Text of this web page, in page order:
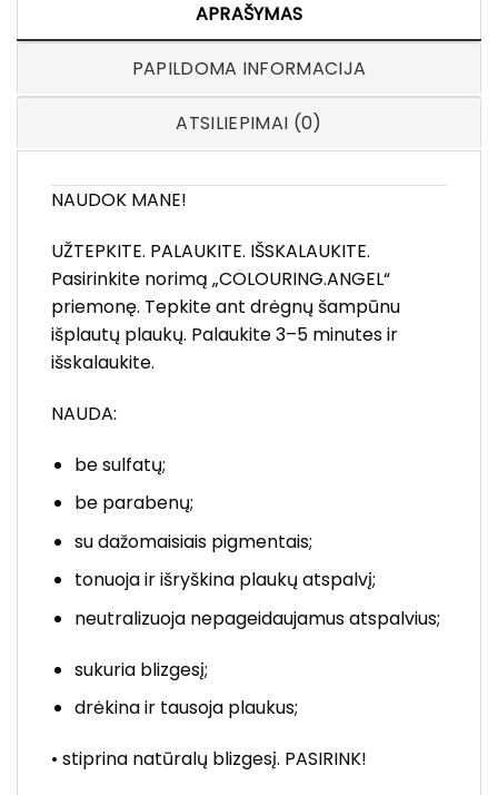
APRAŠYMAS
PAPILDOMA INFORMACIJA
ATSILIEPIMAI (0)
NAUDOK MANE!
UŽTEPKITE. PALAUKITE. IŠSKALAUKITE.
Pasirinkite norimą „COLOURING.ANGEL“
priemonę. Tepkite ant drėgnų šampūnu
išplautų plaukų. Palaukite 3–5 minutes ir
išskalaukite.
NAUDA:
be sulfatų;
be parabenų;
su dažomaisiais pigmentais;
tonuoja ir išryškina plaukų atspalvį;
neutralizuoja nepageidaujamus atspalvius;
sukuria blizgesį;
drėkina ir tausoja plaukus;
• stiprina natūralų blizgesį. PASIRINK!